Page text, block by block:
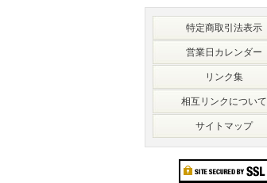
特定商取引法表示
営業日カレンダー
リンク集
相互リンクについて
サイトマップ